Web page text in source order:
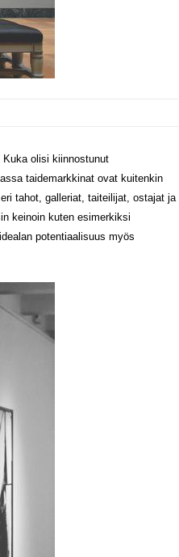
olisi kiinnostunut
taidemarkkinat ovat kuitenkin
tahot, galleriat, taiteilijat, ostajat ja
keinoin kuten esimerkiksi
potentiaalisuus myös